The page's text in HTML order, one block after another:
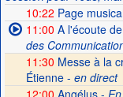
10:22 Page
11:00 A l'écoute
des
11:30 Messe à la
Étienne - en direct
12:00 Angélus -